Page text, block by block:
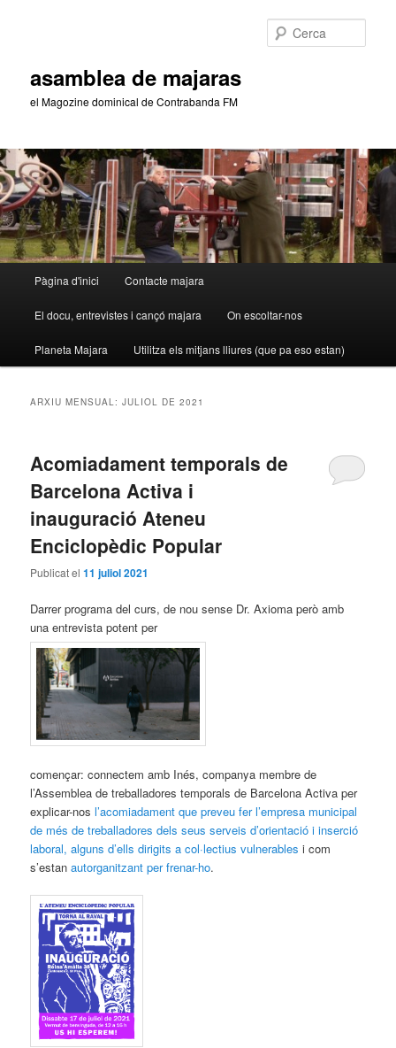
asamblea de majaras
el Magozine dominical de Contrabanda FM
principal
Pàgina d'inici Contacte majara
El docu, entrevistes i cançó majara On escoltar-nos
Planeta Majara Utilitza els mitjans lliures (que pa eso estan)
ARXIU MENSUAL:JULIOL DE 2021
Acomiadament temporals de
Barcelona Activa i
inauguració Ateneu
Enciclopèdic Popular
Publicat el11 juliol 2021
Darrer programa del curs, de nou sense Dr. Axioma però amb
una entrevista potent per
començar: connectem amb Inés, companya membre de
l’Assemblea de treballadores temporals de Barcelona Activa per
explicar-nosl’acomiadament que preveu fer l’empresa municipal
de més de treballadores dels seus serveis d’orientació i inserció
laboral, alguns d’ells dirigits a col·lectius vulnerables i com
s’estanautorganitzant per frenar-ho.